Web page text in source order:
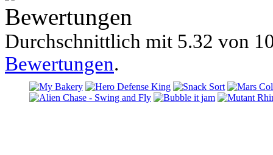
Bewertungen
Durchschnittlich mit 5.32 von
Bewertungen.